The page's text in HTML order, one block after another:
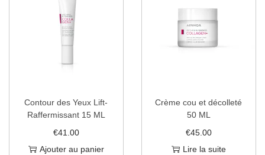
Contour des Yeux Lift-
Raffermissant 15 ML
€41.00
Ajouter au panier
Crème cou et décolleté
50 ML
€45.00
Lire la suite